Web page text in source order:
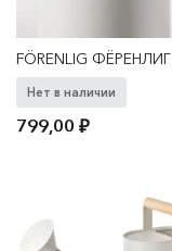
FÖRENLIG ФЁРЕНЛИГ
Нет в наличии
799,00₽